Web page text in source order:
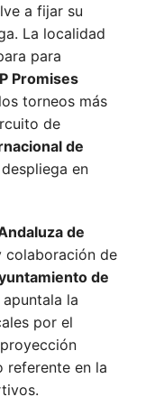
a fijar su
La localidad
para
Promises
torneos más
de
de
en
de
colaboración de
de
la
por el
referente en la